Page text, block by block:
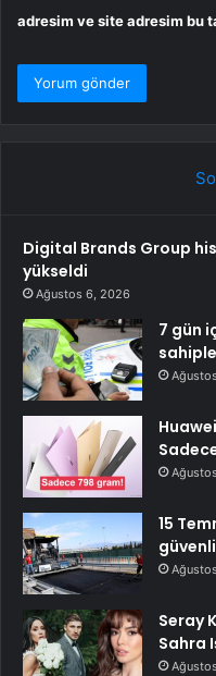
adresim ve site adresim bu
Digital Brands Group
yükseldi
Ağustos 6, 2026
7 gün
15
Seray
Sahra